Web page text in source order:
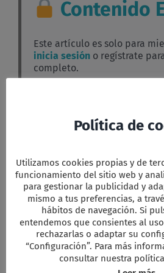
Contenido
Este artículo es solo para
inicia sesión o regístrate
completo.
Facebook
Twitter
Email
Comparta esta
Social
Facebook RedditLinkedIn
Artículos relacionados
Política de
Utilizamos cookies propias y de
funcionamiento del sitio web y
para gestionar la publicidad y
mismo a tus preferencias, a
hábitos de navegación. Si
entendemos que consientes al
rechazarlas o adaptar su
“Configuración”. Para más
consultar nuestra